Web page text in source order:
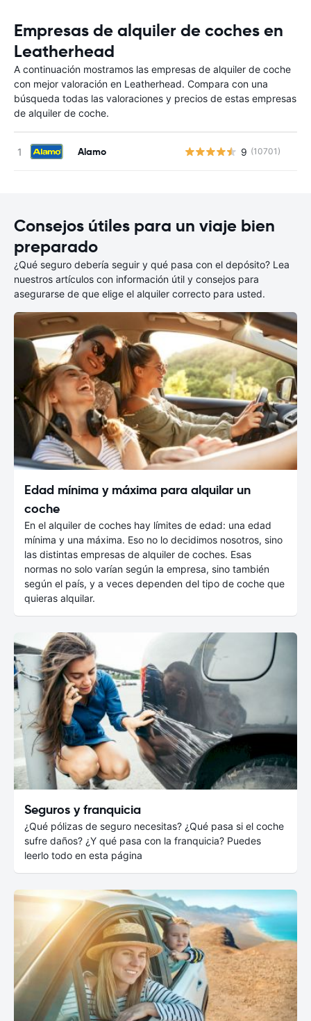
Empresas de alquiler de coches en
Leatherhead
A continuación mostramos las empresas de alquiler de coche
con mejor valoración en Leatherhead. Compara con una
búsqueda todas las valoraciones y precios de estas empresas
de alquiler de coche.
Alamo 9 (10701)
Consejos útiles para un viaje bien
preparado
¿Qué seguro debería seguir y qué pasa con el depósito? Lea
nuestros artículos con información útil y consejos para
asegurarse de que elige el alquiler correcto para usted.
Edad mínima y máxima para alquilar un
coche
En el alquiler de coches hay límites de edad: una edad
mínima y una máxima. Eso no lo decidimos nosotros, sino
las distintas empresas de alquiler de coches. Esas
normas no solo varían según la empresa, sino también
según el país, y a veces dependen del tipo de coche que
quieras alquilar.
Seguros y franquicia
¿Qué pólizas de seguro necesitas? ¿Qué pasa si el coche
sufre daños? ¿Y qué pasa con la franquicia? Puedes
leerlo todo en esta página